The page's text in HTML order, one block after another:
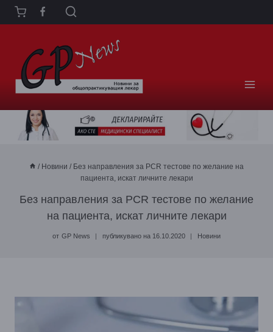
Към
съдържанието
/ Новини / Без направления за PCR тестове по желание на
пациента, искат личните лекари
Без направления за PCR тестове по желание
на пациента, искат личните лекари
от GP News публикувано на 16.10.2020 Новини